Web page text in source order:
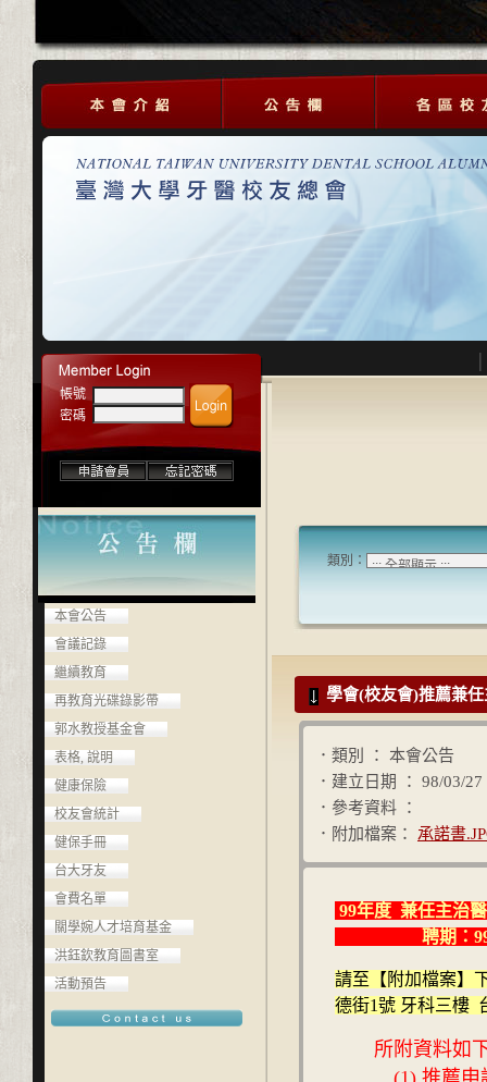
帳號
密碼
本會公告
會議記錄
繼續教育
再教育光碟錄影帶
郭水教授基金會
表格, 說明
健康保險
校友會統計
健保手冊
台大牙友
會費名單
關學婉人才培育基金
洪鈺欽教育圖書室
活動預告
類別：
學會(校友會)推薦兼
．類別 ： 本會公告
．建立日期 ： 98/03/27
．參考資料 ：
．附加檔案： 承諾書
99年度 兼任主治
聘期：99年7
請至【附加檔案】
德街1號 牙科三樓
所附資料如
(1) 推薦申